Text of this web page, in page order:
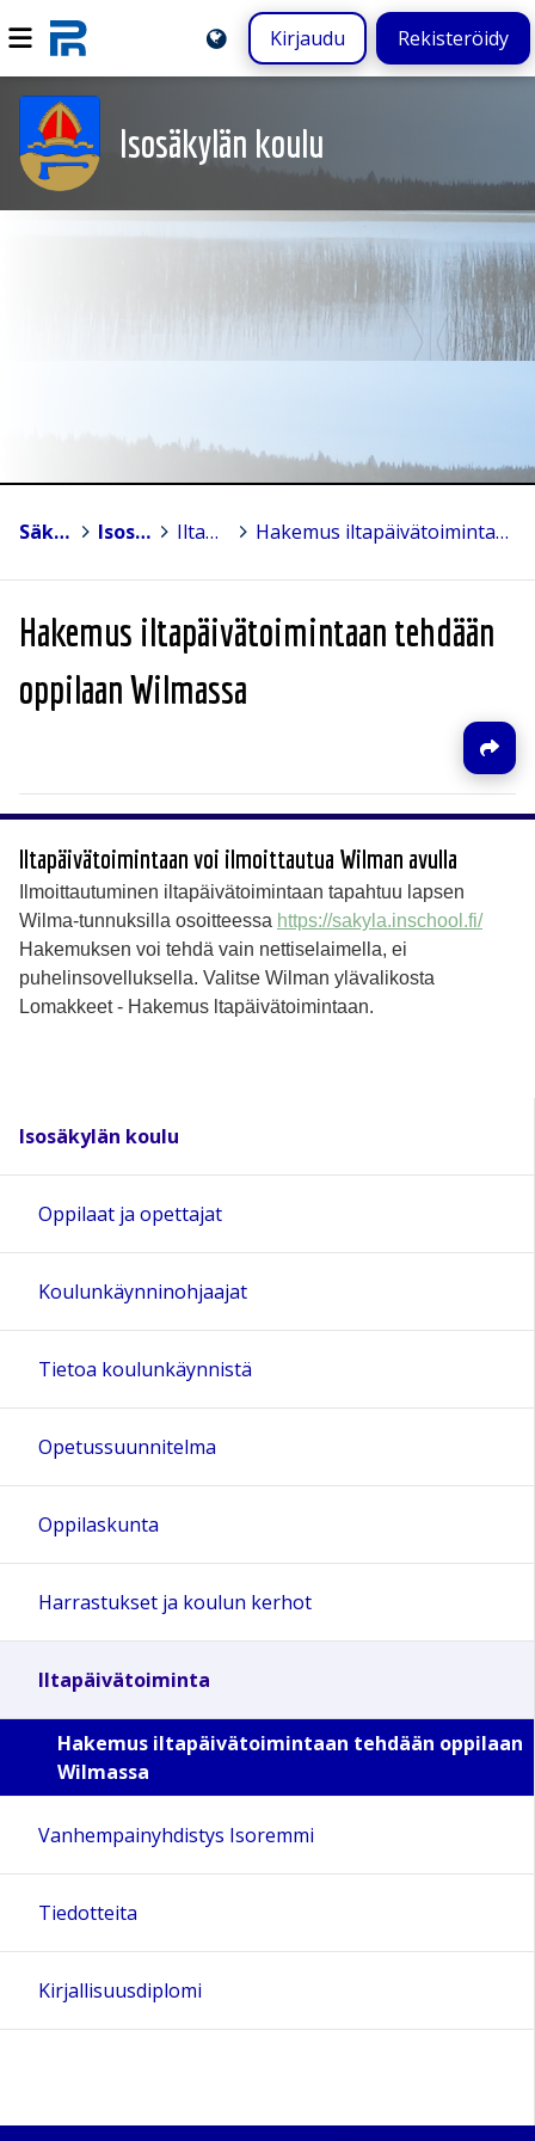
Kirjaudu Rekisteröidy
Isosäkylän koulu
Säkylä Isosäkylän koulu > Iltapäivätoiminta > Hakemus iltapäivätoimintaan tehdään oppilaan Wilmassa
Hakemus iltapäivätoimintaan tehdään
oppilaan Wilmassa
Iltapäivätoimintaan voi ilmoittautua Wilman avulla
Ilmoittautuminen iltapäivätoimintaan tapahtuu lapsen
Wilma-tunnuksilla osoitteessa https://sakyla.inschool.fi/
Hakemuksen voi tehdä vain nettiselaimella, ei
puhelinsovelluksella. Valitse Wilman ylävalikosta
Lomakkeet - Hakemus ltapäivätoimintaan.
Isosäkylän koulu
Oppilaat ja opettajat
Koulunkäynninohjaajat
Tietoa koulunkäynnistä
Opetussuunnitelma
Oppilaskunta
Harrastukset ja koulun kerhot
Iltapäivätoiminta
Hakemus iltapäivätoimintaan tehdään oppilaan
Wilmassa
Vanhempainyhdistys Isoremmi
Tiedotteita
Kirjallisuusdiplomi